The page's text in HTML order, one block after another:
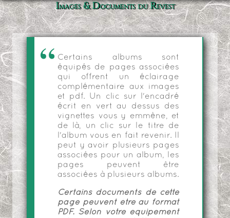
Images & Documents du Revest
Certains albums sont
équipés de pages associées
qui offrent un éclairage
complémentaire aux images
et pdf. Un clic sur l'encadré
écrit en vert au dessus des
vignettes vous y emmène, et
de là, un clic sur le titre de
l'album vous en fait revenir. Il
peut y avoir plusieurs pages
associées pour un album, les
pages peuvent être
associées à plusieurs albums.
Certains documents de cette
page peuvent être au format
PDF. Selon votre équipement